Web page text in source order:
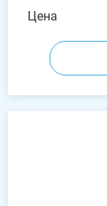
Цена